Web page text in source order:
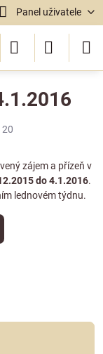
Panel uživatele
zájem a přízeň v
do 4.1.2016.
lednovém týdnu.